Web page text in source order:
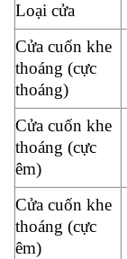
Loại cửa
Cửa cuốn khe
thoáng (cực
thoáng)
Cửa cuốn khe
thoáng (cực
êm)
Cửa cuốn khe
thoáng (cực
êm)